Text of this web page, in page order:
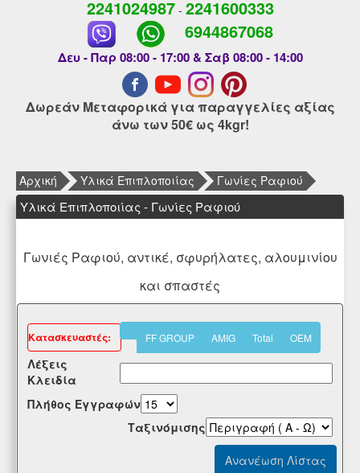
2241024987- 2241600333
6944867068
Δευ - Παρ 08:00 - 17:00 & Σαβ 08:00 - 14:00
Δωρεάν Μεταφορικά για παραγγελίες αξίας
άνω των 50€ ως 4kgr!
Αρχική Υλικά Επιπλοποιίας Γωνίες Ραφιού
Υλικά Επιπλοποιίας - Γωνίες Ραφιού
Γωνιές Ραφιού, αντικέ, σφυρήλατες, αλουμινίου
και σπαστές
Kατασκευαστές: FF GROUP AMIG Total OEM
Λέξεις
Κλειδία
Πλήθος Εγγραφών
Tαξινόμισης